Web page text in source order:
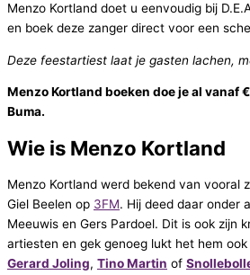
Menzo Kortland doet u eenvoudig bij
en boek deze zanger direct voor een
Deze feestartiest laat je gasten lachen,
Menzo Kortland boeken doe je al vanaf
Buma.
Wie is Menzo Kortland
Menzo Kortland werd bekend van vooral
Giel Beelen op 3FM. Hij deed daar onder
Meeuwis en Gers Pardoel. Dit is ook zijn
artiesten en gek genoeg lukt het hem
Gerard Joling, Tino Martin of